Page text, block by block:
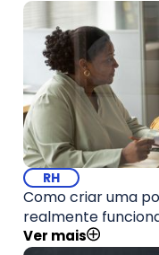
RH
Como criar uma
realmente
Ver mais